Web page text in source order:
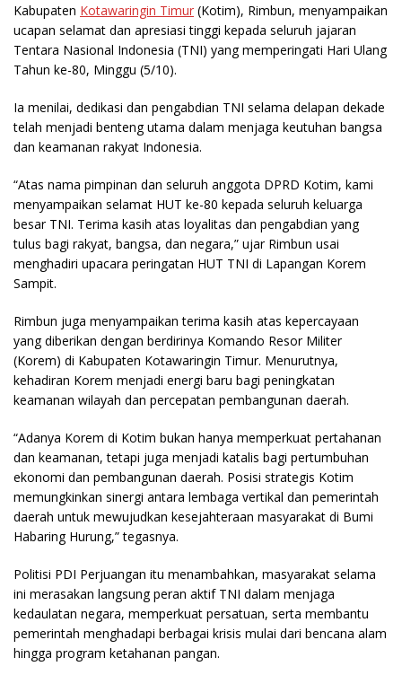
Kabupaten Kotawaringin Timur (Kotim), Rimbun, menyampaikan
ucapan selamat dan apresiasi tinggi kepada seluruh jajaran
Tentara Nasional Indonesia (TNI) yang memperingati Hari Ulang
Tahun ke-80, Minggu (5/10).
Ia menilai, dedikasi dan pengabdian TNI selama delapan dekade
telah menjadi benteng utama dalam menjaga keutuhan bangsa
dan keamanan rakyat Indonesia.
“Atas nama pimpinan dan seluruh anggota DPRD Kotim, kami
menyampaikan selamat HUT ke-80 kepada seluruh keluarga
besar TNI. Terima kasih atas loyalitas dan pengabdian yang
tulus bagi rakyat, bangsa, dan negara,” ujar Rimbun usai
menghadiri upacara peringatan HUT TNI di Lapangan Korem
Sampit.
Rimbun juga menyampaikan terima kasih atas kepercayaan
yang diberikan dengan berdirinya Komando Resor Militer
(Korem) di Kabupaten Kotawaringin Timur. Menurutnya,
kehadiran Korem menjadi energi baru bagi peningkatan
keamanan wilayah dan percepatan pembangunan daerah.
“Adanya Korem di Kotim bukan hanya memperkuat pertahanan
dan keamanan, tetapi juga menjadi katalis bagi pertumbuhan
ekonomi dan pembangunan daerah. Posisi strategis Kotim
memungkinkan sinergi antara lembaga vertikal dan pemerintah
daerah untuk mewujudkan kesejahteraan masyarakat di Bumi
Habaring Hurung,” tegasnya.
Politisi PDI Perjuangan itu menambahkan, masyarakat selama
ini merasakan langsung peran aktif TNI dalam menjaga
kedaulatan negara, memperkuat persatuan, serta membantu
pemerintah menghadapi berbagai krisis mulai dari bencana alam
hingga program ketahanan pangan.